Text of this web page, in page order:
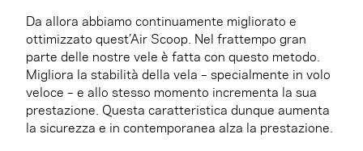
Da allora abbiamo continuamente migliorato e
ottimizzato quest’Air Scoop. Nel frattempo gran
parte delle nostre vele è fatta con questo metodo.
Migliora la stabilità della vela – specialmente in volo
veloce – e allo stesso momento incrementa la sua
prestazione. Questa caratteristica dunque aumenta
la sicurezza e in contemporanea alza la prestazione.